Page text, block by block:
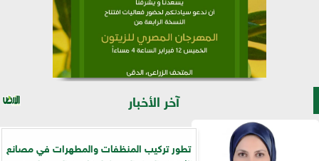
آخر الأخبار
تطور تركيب المنظفات والمطهرات في مصانع